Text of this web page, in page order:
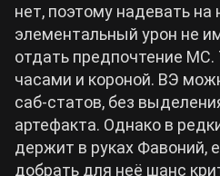
нет, поэтому надевать на
элементальный урон не
отдать предпочтение МС.
часами и короной. ВЭ
саб-статов, без
артефакта. Однако в
держит в руках Фавоний,
добрать для неё шанс